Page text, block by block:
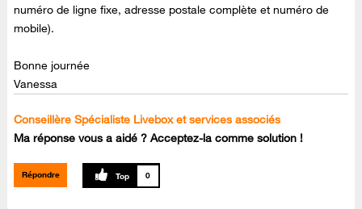
numéro de ligne fixe, adresse postale complète et numéro de
mobile).
Bonne journée
Vanessa
Conseillère Spécialiste Livebox et services associés
Ma réponse vous a aidé ? Acceptez-la comme solution !
Répondre 0